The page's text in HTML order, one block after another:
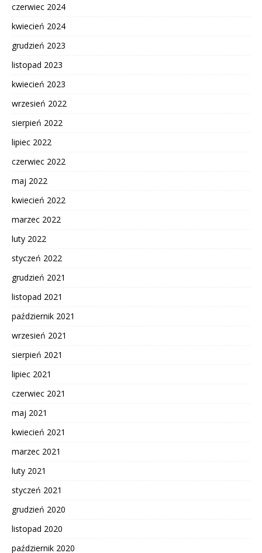
czerwiec 2024
kwiecień 2024
grudzień 2023
listopad 2023
kwiecień 2023
wrzesień 2022
sierpień 2022
lipiec 2022
czerwiec 2022
maj 2022
kwiecień 2022
marzec 2022
luty 2022
styczeń 2022
grudzień 2021
listopad 2021
październik 2021
wrzesień 2021
sierpień 2021
lipiec 2021
czerwiec 2021
maj 2021
kwiecień 2021
marzec 2021
luty 2021
styczeń 2021
grudzień 2020
listopad 2020
październik 2020